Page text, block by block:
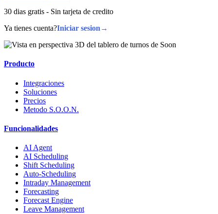
30 dias gratis - Sin tarjeta de credito
Ya tienes cuenta?Iniciar sesion →
Producto
Integraciones
Soluciones
Precios
Metodo S.O.O.N.
Funcionalidades
AI Agent
AI Scheduling
Shift Scheduling
Auto-Scheduling
Intraday Management
Forecasting
Forecast Engine
Leave Management